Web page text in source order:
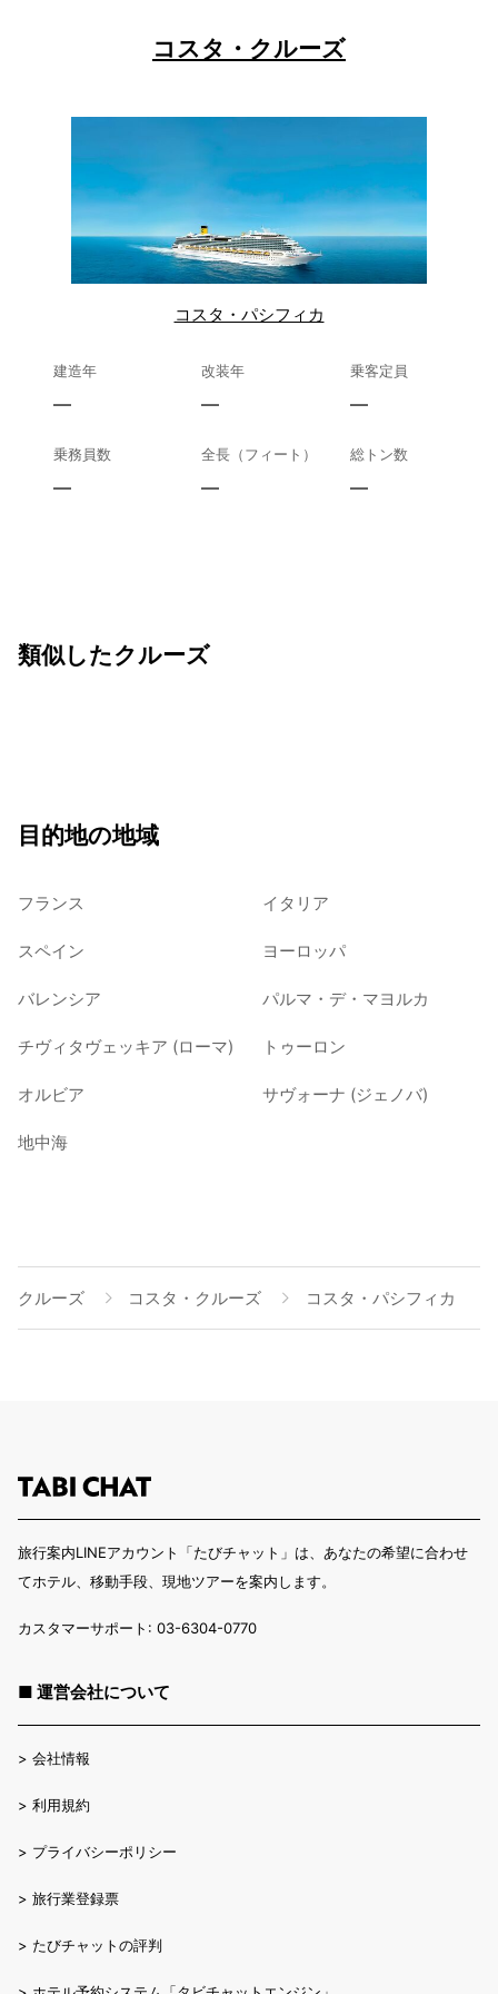
コスタ・クルーズ
コスタ・パシフィカ
建造年
—
改装年
—
乗客定員
—
乗務員数
—
全長（フィート）
—
総トン数
—
類似したクルーズ
目的地の地域
フランス イタリア
スペイン ヨーロッパ
バレンシア パルマ・デ・マヨルカ
チヴィタヴェッキア (ローマ) トゥーロン
オルビア サヴォーナ (ジェノバ)
地中海
クルーズ コスタ・クルーズ コスタ・パシフィカ
旅行案内LINEアカウント「たびチャット」は、あなたの希望に合わせ
てホテル、移動手段、現地ツアーを案内します。
カスタマーサポート: 03-6304-0770
■ 運営会社について
> 会社情報
> 利用規約
> プライバシーポリシー
> 旅行業登録票
> たびチャットの評判